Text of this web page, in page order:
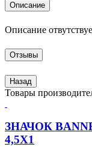
Описание
Описание
Отзывы
Назад
Товары
ЗНАЧОК
4,5Х1